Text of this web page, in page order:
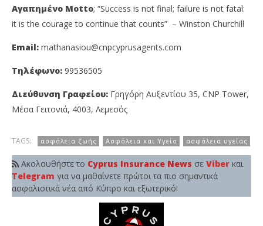
Αγαπημένο Motto; “Success is not final; failure is not fatal:
it is the courage to continue that counts” – Winston Churchill
Email: mathanasiou@cnpcyprusagents.com
Τηλέφωνο: 99536505
Διεύθυνση Γραφείου: Γρηγόρη Αυξεντίου 35, CNP Tower,
Μέσα Γειτονιά, 4003, Λεμεσός
TAGS: ασφάλεια ζωής Ασφάλεια και Υγεία ασφάλεια υγείας
Ακολουθήστε το Cyprus Insurance News σε Viber και
Telegram για να μαθαίνετε πρώτοι τα πιο σημαντικά
ασφαλιστικά νέα από Κύπρο και εξωτερικό!